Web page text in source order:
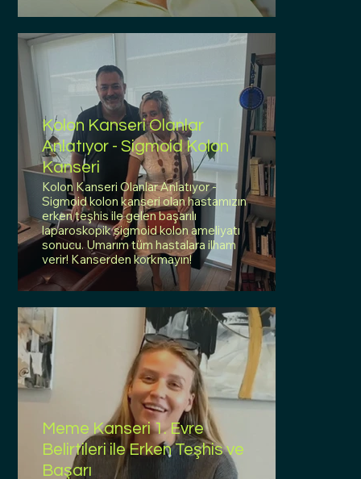
Kolon Kanseri Olanlar
Anlatıyor - Sigmoid Kolon
Kanseri
Kolon Kanseri Olanlar Anlatıyor -
Sigmoid kolon kanseri olan hastamızın
erken teşhis ile gelen başarılı
laparoskopik sigmoid kolon ameliyatı
sonucu. Umarım tüm hastalara ilham
verir! Kanserden korkmayın!
Meme Kanseri 1. Evre
Belirtileri ile Erken Teşhis ve
Başarı